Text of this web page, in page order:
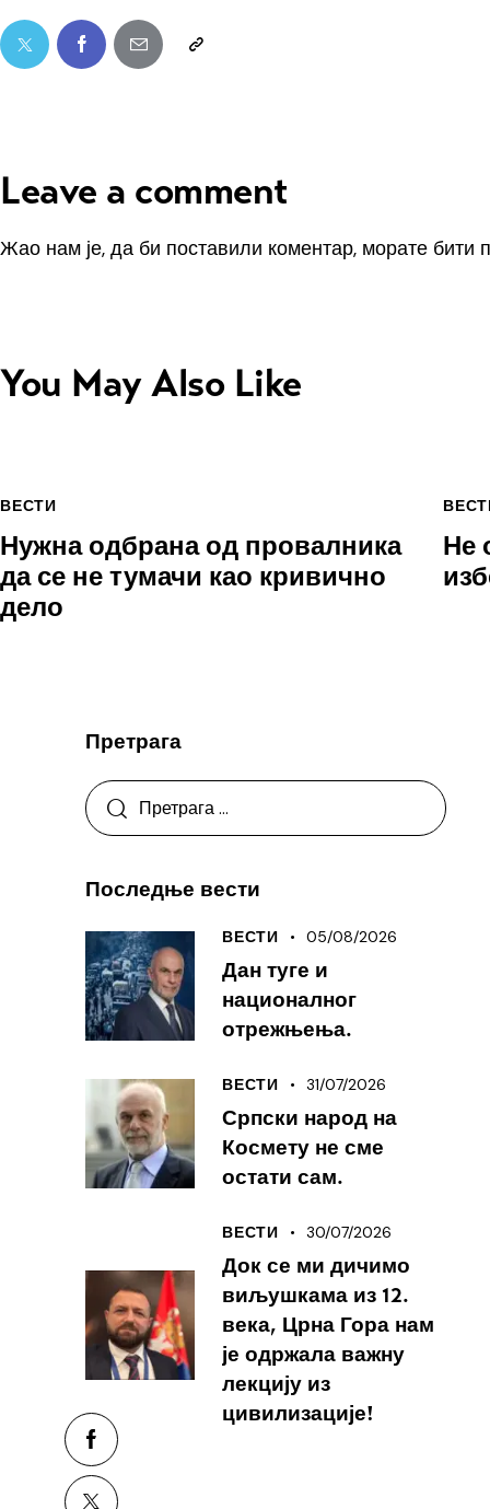
Leave a comment
Жао нам је, да би поставили коментар, морате бити
You May Also Like
ВЕСТИ
Нужна одбрана од провалника
да се не тумачи као кривично
дело
Не
Претрага
Последње вести
ВЕСТИ 05/08/2026
Дан туге и
националног
отрежњења.
ВЕСТИ 31/07/2026
Српски народ на
Космету не сме
остати сам.
ВЕСТИ 30/07/2026
Док се ми дичимо
виљушкама из 12.
века, Црна Гора нам
је одржала важну
лекцију из
цивилизације!